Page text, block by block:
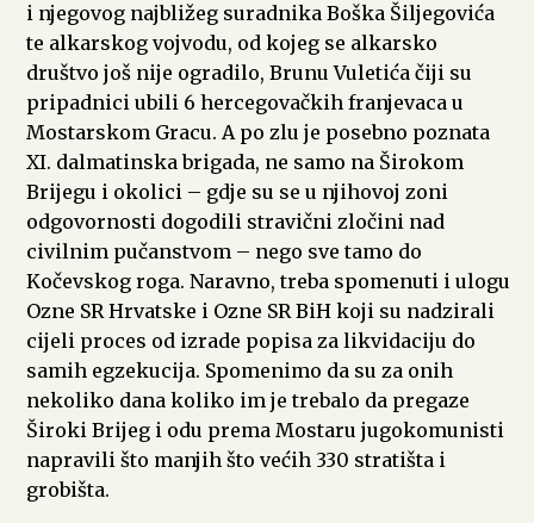
i njegovog najbližeg suradnika Boška Šiljegovića
te alkarskog vojvodu, od kojeg se alkarsko
društvo još nije ogradilo, Brunu Vuletića čiji su
pripadnici ubili 6 hercegovačkih franjevaca u
Mostarskom Gracu. A po zlu je posebno poznata
XI. dalmatinska brigada, ne samo na Širokom
Brijegu i okolici – gdje su se u njihovoj zoni
odgovornosti dogodili stravični zločini nad
civilnim pučanstvom – nego sve tamo do
Kočevskog roga. Naravno, treba spomenuti i ulogu
Ozne SR Hrvatske i Ozne SR BiH koji su nadzirali
cijeli proces od izrade popisa za likvidaciju do
samih egzekucija. Spomenimo da su za onih
nekoliko dana koliko im je trebalo da pregaze
Široki Brijeg i odu prema Mostaru jugokomunisti
napravili što manjih što većih 330 stratišta i
grobišta.